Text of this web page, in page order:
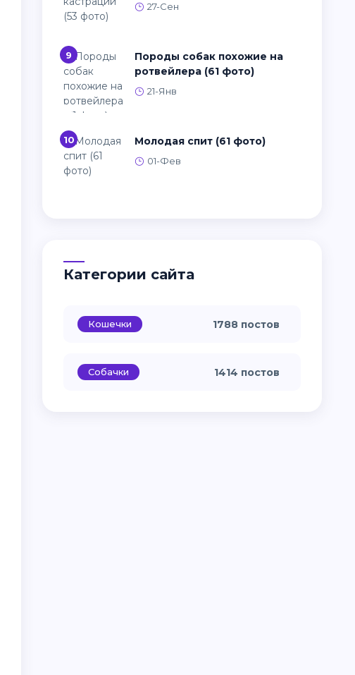
27-Сен
9
Породы собак похожие на
ротвейлера (61 фото)
21-Янв
10 Молодая спит (61 фото)
01-Фев
Категории сайта
Кошечки 1788 постов
Собачки 1414 постов